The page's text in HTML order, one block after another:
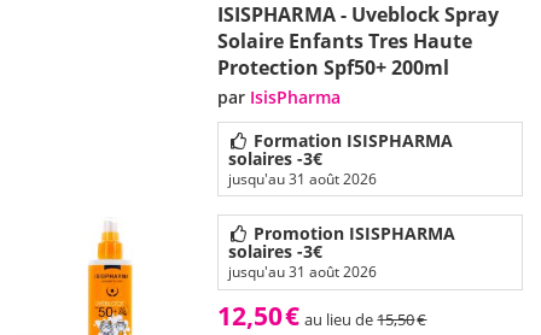
ISISPHARMA - Uveblock Spray
Solaire Enfants Tres Haute
Protection Spf50+ 200ml
par IsisPharma
Formation ISISPHARMA
solaires -3€
jusqu'au 31 août 2026
Promotion ISISPHARMA
solaires -3€
jusqu'au 31 août 2026
12,50€ au lieu de15,50€